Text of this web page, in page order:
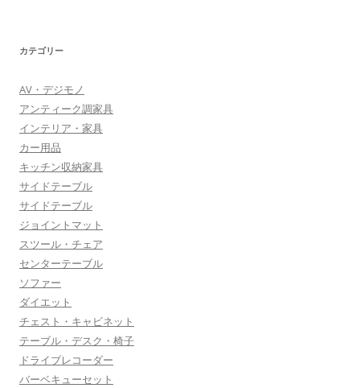
カテゴリー
AV・デジモノ
アンティーク調家具
インテリア・家具
カー用品
キッチン収納家具
サイドテーブル
サイドテーブル
ジョイントマット
スツール・チェア
センターテーブル
ソファー
ダイエット
チェスト・キャビネット
テーブル・デスク・椅子
ドライブレコーダー
バーベキューセット